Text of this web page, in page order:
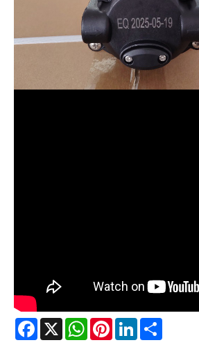
Facebook
X WhatsApp
PinterestLinkedIn